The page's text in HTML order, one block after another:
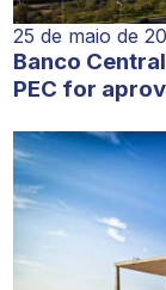
25 de maio de
Banco
PEC for